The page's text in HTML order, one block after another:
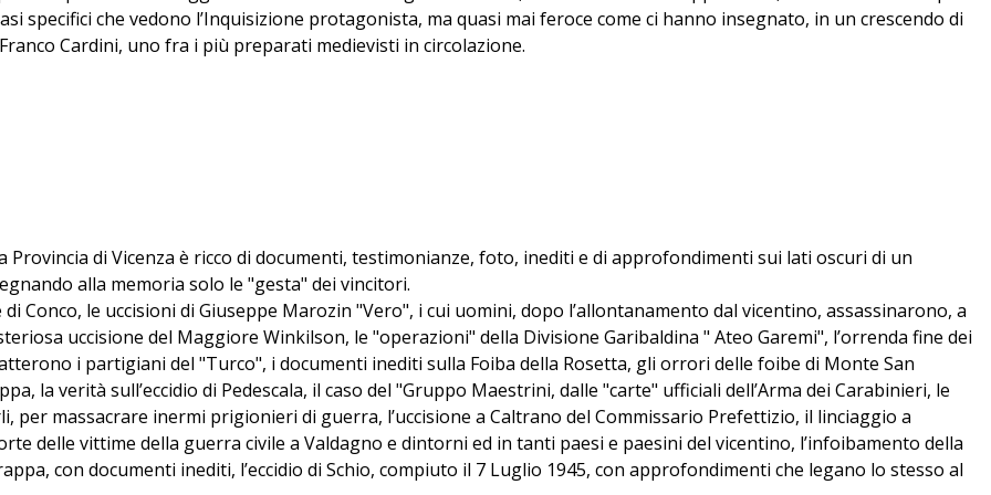
specifici che vedono l’Inquisizione protagonista, ma quasi mai feroce come ci hanno insegnato, in un crescendo di
Cardini, uno fra i più preparati medievisti in circolazione.
di Vicenza è ricco di documenti, testimonianze, foto, inediti e di approfondimenti sui lati oscuri di un
alla memoria solo le "gesta" dei vincitori.
Conco, le uccisioni di Giuseppe Marozin "Vero", i cui uomini, dopo l’allontanamento dal vicentino, assassinarono, a
uccisione del Maggiore Winkilson, le "operazioni" della Divisione Garibaldina " Ateo Garemi", l’orrenda fine dei
i partigiani del "Turco", i documenti inediti sulla Foiba della Rosetta, gli orrori delle foibe di Monte San
la verità sull’eccidio di Pedescala, il caso del "Gruppo Maestrini, dalle "carte" ufficiali dell’Arma dei Carabinieri, le
per massacrare inermi prigionieri di guerra, l’uccisione a Caltrano del Commissario Prefettizio, il linciaggio a
delle vittime della guerra civile a Valdagno e dintorni ed in tanti paesi e paesini del vicentino, l’infoibamento della
con documenti inediti, l’eccidio di Schio, compiuto il 7 Luglio 1945, con approfondimenti che legano lo stesso al